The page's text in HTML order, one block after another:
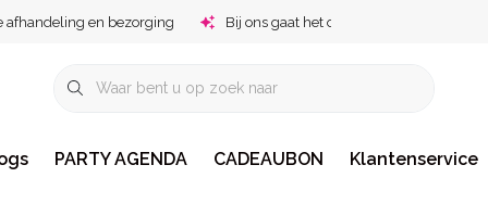
afhandeling en bezorging Bij ons gaat het om jou!
PARTY AGENDA CADEAUBON Klantenservice